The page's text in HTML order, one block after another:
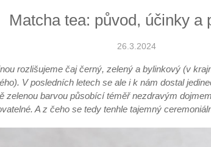
Matcha tea: původ, účinky a
26.3.2024
rozlišujeme čaj černý, zelený a bylinkový (v
V posledních letech se ale i k nám dostal
zelenou barvou působící téměř nezdravým
A z čeho se tedy tenhle tajemný